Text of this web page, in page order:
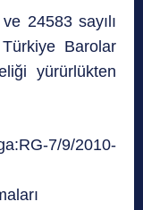
24583 sayılı
Barolar
yürürlükten
7/9/2010-